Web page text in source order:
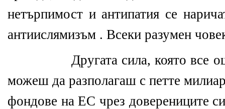
нетърпимост и антипатия се
антиислямизъм . Всеки разумен
Другата сила, която все
можеш да разполагаш с петте
фондове на ЕС чрез доверениците